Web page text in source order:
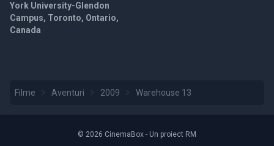
York University-Glendon
Campus, Toronto, Ontario,
Canada
Filme Aventuri 2009 Warehouse 13
© 2026 CinemaBox - Un proiect RM